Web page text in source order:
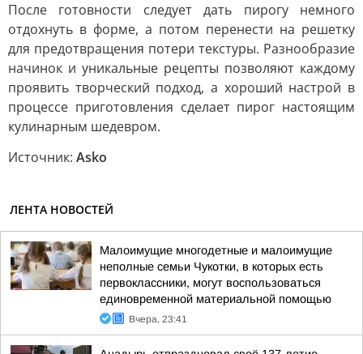
После готовности следует дать пирогу немного
отдохнуть в форме, а потом перенести на решетку
для предотвращения потери текстуры. Разнообразие
начинок и уникальные рецепты позволяют каждому
проявить творческий подход, а хороший настрой в
процессе приготовления сделает пирог настоящим
кулинарным шедевром.
Источник: Аsko
ЛЕНТА НОВОСТЕЙ
Малоимущие многодетные и малоимущие
неполные семьи Чукотки, в которых есть
первоклассники, могут воспользоваться
единовременной материальной помощью
Вчера, 23:41